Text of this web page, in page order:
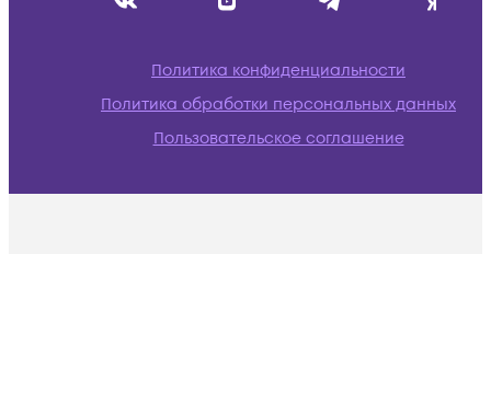
Политика конфиденциальности
Политика обработки персональных данных
Пользовательское соглашение